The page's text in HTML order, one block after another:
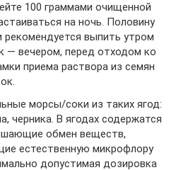
100 граммами очищенной
на ночь. Половину
рекомендуется выпить утром
— вечером, перед отходом ко
приема раствора из семян
морсы/соки из таких ягод:
черника. В ягодах содержатся
обмен веществ,
естественную микрофлору
допустимая дозировка